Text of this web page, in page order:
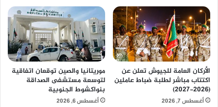
الأركان العامة للجيوش تعلن عن
اكتتاب مباشر لطلبة ضباط عاملين
(2026-2027)
أغسطس 7, 2026
موريتانيا والصين توقعان اتفاقية
لتوسعة مستشفى الصداقة
بنواكشوط الجنوبية
أغسطس 6, 2026